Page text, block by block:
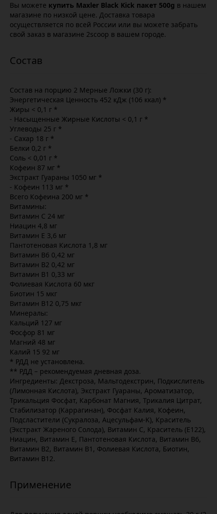
Вы можете купить Maxler Black Kick пакет 500g в нашем
магазине по низкой цене. Доставка товара
осуществляется по всей России или вы можете забрать
свой заказ в магазине 2scoop в вашем городе.
Состав на порцию 2 Мерные Ложки (30 г):
Энергетическая Ценность 452 кДж (106 ккал) *
Жиры < 0,1 г *
- Насыщенные Жирные Кислоты < 0,1 г *
Углеводы 25 г *
- Сахар 18 г *
Белки 0,2 г *
Соль < 0,01 г *
Кофеин 87 мг *
Экстракт Гуараны 1050 мг *
- Кофеин 113 мг *
Всего Кофеина 200 мг *
Витамины:
Витамин С 24 мг
Ниацин 4,8 мг
Витамин Е 3,6 мг
Пантотеновая Кислота 1,8 мг
Витамин В6 0,42 мг
Витамин В2 0,42 мг
Витамин В1 0,33 мг
Фолиевая Кислота 60 мкг
Биотин 15 мкг
Витамин В12 0,75 мкг
Минералы:
Кальций 127 мг
Фосфор 81 мг
Магний 48 мг
Калий 15 92 мг
* РДД не установлена.
** РДД – рекомендуемая дневная доза.
Ингредиенты: Декстроза, Мальтодекстрин, Подкислитель
(Лимонная Кислота), Экстракт Гуараны, Ароматизатор,
Трикальция Фосфат, Карбонат Магния, Трикалия Цитрат,
Стабилизатор (Каррагинан), Фосфат Калия, Кофеин,
Подсластители (Сукралоза, Ацесульфам-K), Краситель
(Экстракт Жареного Солода), Витамин С, Краситель (Е122),
Ниацин, Витамин Е, Пантотеновая Кислота, Витамин B6,
Витамин B2, Витамин B1, Фолиевая Кислота, Биотин,
Витамин B12.